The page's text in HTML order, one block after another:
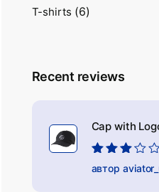
T-shirts (6)
Recent reviews
Cap with
Оцінено
в 3 з 5
автор